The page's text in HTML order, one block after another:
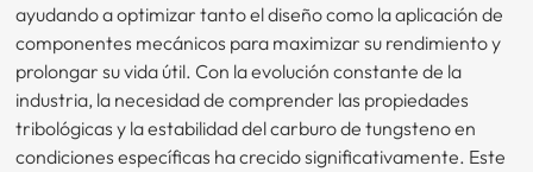
ayudando a optimizar tanto el diseño como la aplicación de
componentes mecánicos para maximizar su rendimiento y
prolongar su vida útil. Con la evolución constante de la
industria, la necesidad de comprender las propiedades
tribológicas y la estabilidad del carburo de tungsteno en
condiciones específicas ha crecido significativamente. Este